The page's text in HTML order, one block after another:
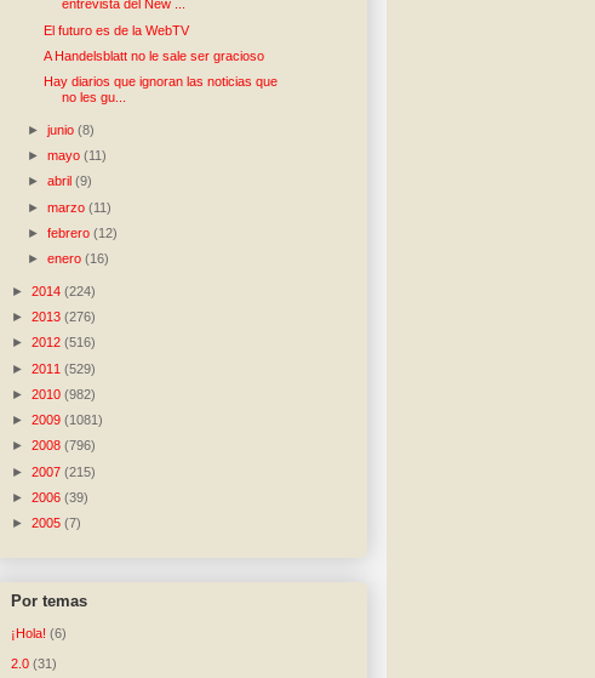
entrevista del New ...
El futuro es de la WebTV
A Handelsblatt no le sale ser gracioso
Hay diarios que ignoran las noticias que
no les gu...
►junio(8)
►mayo(11)
►abril(9)
►marzo(11)
►febrero(12)
►enero(16)
► 2014 (224)
► 2013 (276)
► 2012 (516)
► 2011 (529)
► 2010 (982)
► 2009 (1081)
► 2008 (796)
► 2007 (215)
► 2006 (39)
► 2005 (7)
Por temas
¡Hola! (6)
2.0 (31)